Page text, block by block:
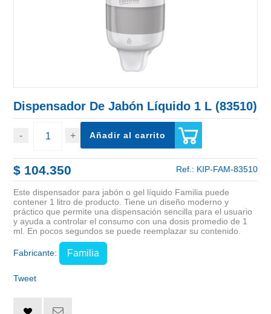
Dispensador De Jabón Líquido 1 L (83510)
Añadir al carrito
$ 104.350 Ref.: KIP-FAM-83510
Este dispensador para jabón o gel líquido Familia puede
contener 1 litro de producto. Tiene un diseño moderno y
práctico que permite una dispensación sencilla para el usuario
y ayuda a controlar el consumo con una dosis promedio de 1
ml. En pocos segundos se puede reemplazar su contenido.
Fabricante: Familia
Tweet